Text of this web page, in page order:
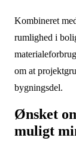
Kombineret
rumlighed i
om at
bygningsdel.
Ønsket
muligt